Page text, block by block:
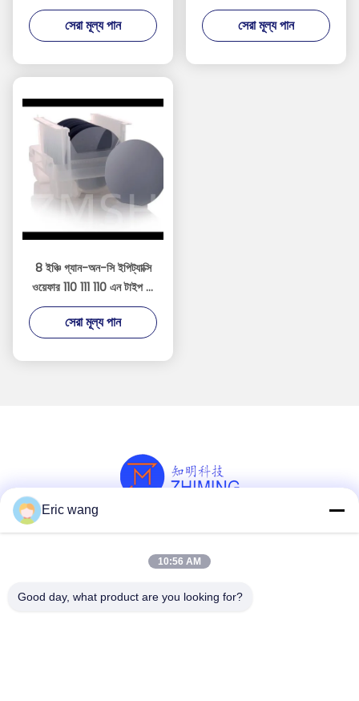
GaN ওয়েফার
সেরা মূল্য পান
বেড়েছে সাফায়ার এমওসিভিডি
ডিএসপি এসএসপি
সেরা মূল্য পান
8 ইঞ্চি গ্যান-অন-সি ইপিট্যাক্সি
ওয়েফার 110 111 110 এন টাইপ পি
টাইপ কাস্টমাইজেশন সেমিকন্ডাক্টর
আরএফ এলইডি
সেরা মূল্য পান
Eric wang
10:56 AM
Good day, what product are you looking for?